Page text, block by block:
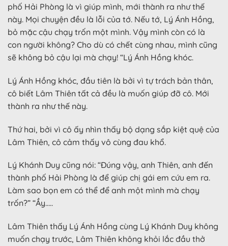
phố Hải Phòng là vì giúp mình, mới thành ra như thế
này. Mọi chuyện đều là lỗi của tớ. Nếu tớ, Lý Ánh Hồng,
bỏ mặc cậu chạy trốn một mình. Vậy mình còn có là
con người không? Cho dù có chết cùng nhau, mình cũng
sẽ không bỏ cậu lại mà chạy! “Lý Ánh Hồng khóc.
Lý Ánh Hồng khóc, đầu tiên là bởi vì tự trách bản thân,
cô biết Lâm Thiên tất cả đều là muốn giúp đỡ cô. Mới
thành ra như thế này.
Thứ hai, bởi vì cô ấy nhìn thấy bộ dạng sắp kiệt quệ của
Lâm Thiên, cô cảm thấy vô cùng đau khổ.
Lý Khánh Duy cũng nói: “Đúng vậy, anh Thiên, anh đến
thành phố Hải Phòng là để giúp chị gái em cứu em ra.
Làm sao bọn em có thể để anh một mình mà chạy
trốn?” “Ầy…..
Lâm Thiên thấy Lý Ánh Hồng cùng Lý Khánh Duy không
muốn chạy trước, Lâm Thiên không khỏi lắc đầu thở